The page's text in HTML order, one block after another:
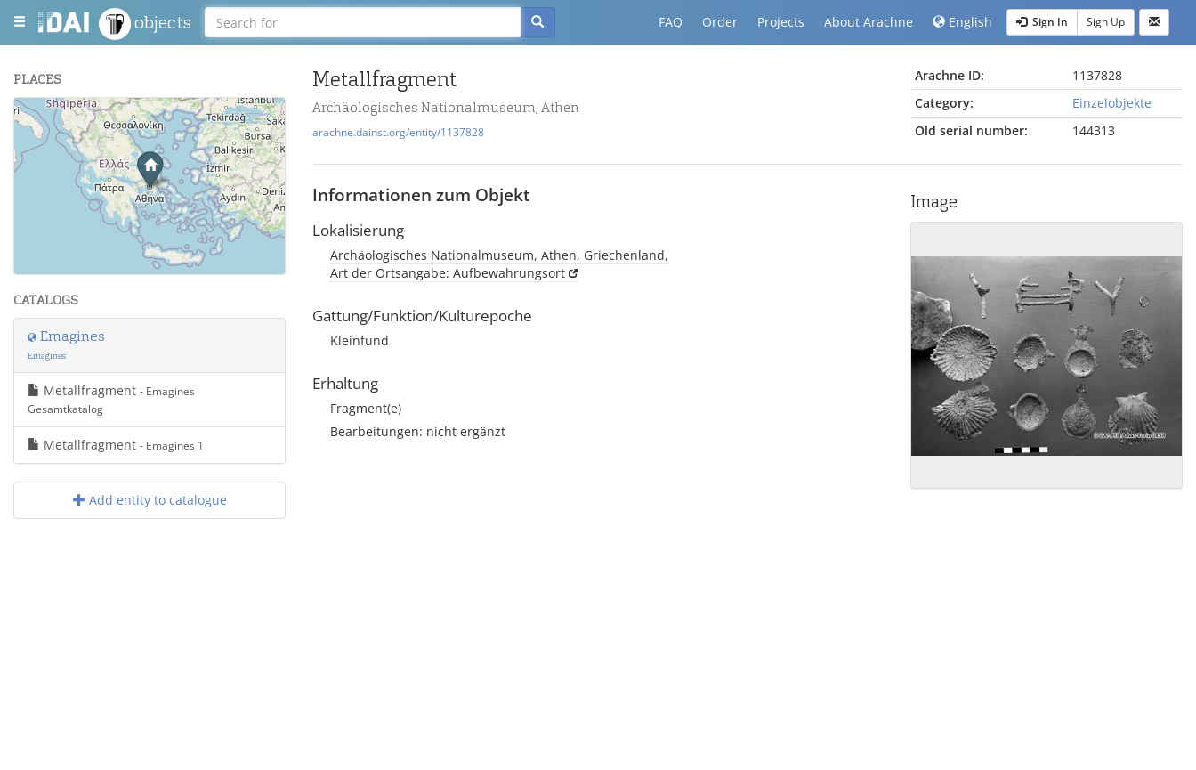
objects FAQ Order Projects About Arachne English Sign In Sign Up
PLACES
+
−
| Maps and Data ©
CATALOGS
Emagines
Emagines
Metallfragment - Emagines
Gesamtkatalog
Metallfragment - Emagines 1
Add entity to catalogue
Metallfragment
Archäologisches Nationalmuseum, Athen
arachne.dainst.org/entity/1137828
Arachne ID:
1137828
Category:
Einzelobjekte
Old serial number:
144313
Informationen zum Objekt
Lokalisierung
Archäologisches Nationalmuseum, Athen, Griechenland,
Art der Ortsangabe: Aufbewahrungsort
Gattung/Funktion/Kulturepoche
Kleinfund
Erhaltung
Fragment(e)
Bearbeitungen: nicht ergänzt
Image